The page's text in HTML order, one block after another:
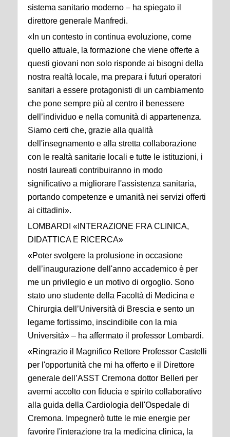
sistema sanitario moderno – ha spiegato il
direttore generale Manfredi.
«In un contesto in continua evoluzione, come
quello attuale, la formazione che viene offerte a
questi giovani non solo risponde ai bisogni della
nostra realtà locale, ma prepara i futuri operatori
sanitari a essere protagonisti di un cambiamento
che pone sempre più al centro il benessere
dell’individuo e nella comunità di appartenenza.
Siamo certi che, grazie alla qualità
dell'insegnamento e alla stretta collaborazione
con le realtà sanitarie locali e tutte le istituzioni, i
nostri laureati contribuiranno in modo
significativo a migliorare l'assistenza sanitaria,
portando competenze e umanità nei servizi offerti
ai cittadini».
LOMBARDI «INTERAZIONE FRA CLINICA,
DIDATTICA E RICERCA»
«Poter svolgere la prolusione in occasione
dell’inaugurazione dell'anno accademico è per
me un privilegio e un motivo di orgoglio. Sono
stato uno studente della Facoltà di Medicina e
Chirurgia dell’Università di Brescia e sento un
legame fortissimo, inscindibile con la mia
Università» – ha affermato il professor Lombardi.
«Ringrazio il Magnifico Rettore Professor Castelli
per l'opportunità che mi ha offerto e il Direttore
generale dell’ASST Cremona dottor Belleri per
avermi accolto con fiducia e spirito collaborativo
alla guida della Cardiologia dell'Ospedale di
Cremona. Impegnerò tutte le mie energie per
favorire l'interazione tra la medicina clinica, la